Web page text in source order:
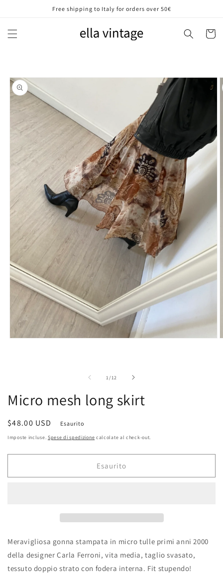
direttamenteFree shipping to Italy for orders over 50€
Carrello
informazioni
sul prodotto
1/su
12
Micro mesh long skirt
Prezzo
di
$48.00 USD Esaurito
Imposte incluse. Spese di spedizione calcolate al check-out.
Esaurito
Meravigliosa gonna stampata in micro tulle primi anni 2000
della designer Carla Ferroni, vita media, taglio svasato,
tessuto doppio strato con fodera interna. Fit stupendo!